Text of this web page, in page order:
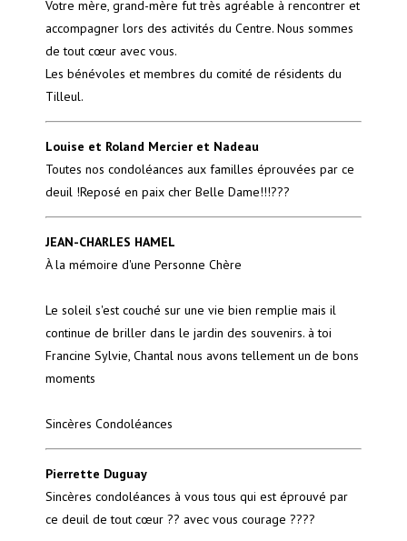
Votre mère, grand-mère fut très agréable à rencontrer et
accompagner lors des activités du Centre. Nous sommes
de tout cœur avec vous.
Les bénévoles et membres du comité de résidents du
Tilleul.
Louise et Roland Mercier et Nadeau
Toutes nos condoléances aux familles éprouvées par ce
deuil !Reposé en paix cher Belle Dame!!!???
JEAN-CHARLES HAMEL
À la mémoire d'une Personne Chère
Le soleil s'est couché sur une vie bien remplie mais il
continue de briller dans le jardin des souvenirs. à toi
Francine Sylvie, Chantal nous avons tellement un de bons
moments
Sincères Condoléances
Pierrette Duguay
Sincères condoléances à vous tous qui est éprouvé par
ce deuil de tout cœur ?? avec vous courage ????